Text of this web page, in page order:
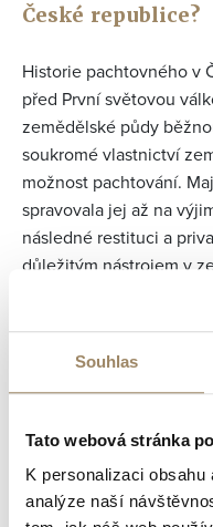
Souhlas
Tato webová stránka
K personalizaci
analýze naší
České republice?
Historie pachtovného v
před První světovou
zemědělské půdy
soukromé vlastnictví
možnost pachtování.
spravovala jej až na
následné restituci a
důležitým nástrojem v
zemědělské politiky.
Jaké zákony
ohledně